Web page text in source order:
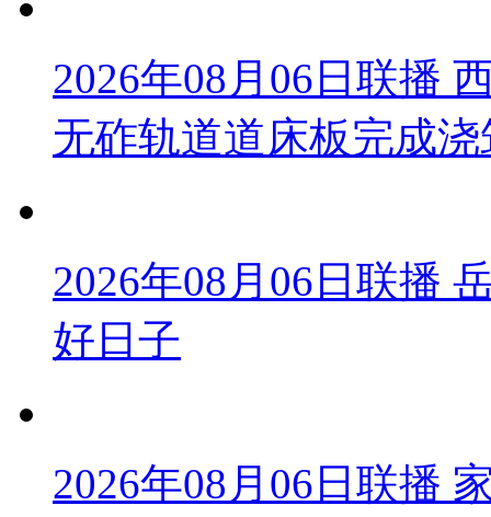
2026年08月06日联播
无砟轨道道床板完成浇
2026年08月06日联播
好日子
2026年08月06日联播